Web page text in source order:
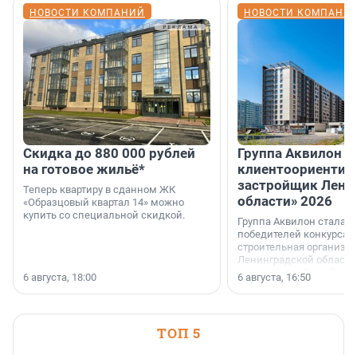
НОВОСТИ КОМПАНИЙ
Скидка до 880 000 рублей
на готовое жильё*
Теперь квартиру в сданном ЖК
«Образцовый квартал 14» можно
купить со специальной скидкой.
6 августа, 18:00
НОВОСТИ
Группа Аквилон
застройщик
области» 2026
Группа Аквилон стала
победителей конкурса
строительная
Ленинградской области
номинации «Самый
застройщик
области».
6 августа, 16:50
ТОП 5